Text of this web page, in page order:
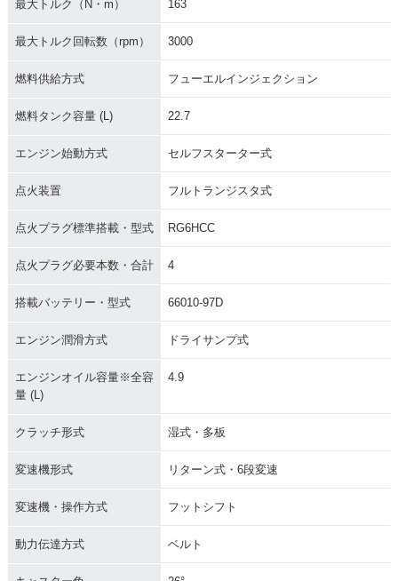
最大トルク（N・m） 163
最大トルク回転数（rpm） 3000
燃料供給方式 フューエルインジェクション
燃料タンク容量 (L) 22.7
エンジン始動方式 セルフスターター式
点火装置 フルトランジスタ式
点火プラグ標準搭載・型式 RG6HCC
点火プラグ必要本数・合計 4
搭載バッテリー・型式 66010-97D
エンジン潤滑方式 ドライサンプ式
エンジンオイル容量※全容
量 (L)
4.9
クラッチ形式 湿式・多板
変速機形式 リターン式・6段変速
変速機・操作方式 フットシフト
動力伝達方式 ベルト